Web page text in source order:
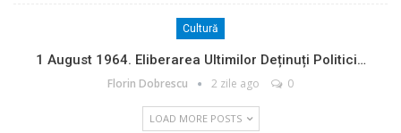
Cultură
1 August 1964. Eliberarea Ultimilor Deținuți Politici…
Florin Dobrescu 2 zile ago 0
LOAD MORE POSTS